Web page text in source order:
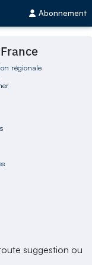
Abonnement
régionale
suggestion ou